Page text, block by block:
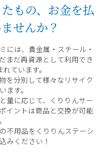
もの、お金を払
せんか？
には、貴金属・スチール・
まだ再資源として利用でき
ています。
を分別して様々なリサイク
ます。
量に応じて、くりりんサー
イントは商品と交換が可能
不用品をくりりんステーシ
みください！